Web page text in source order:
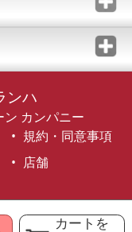
カートを
ンハ
カンパニー
規約・同意事項
店舗
Reserved.